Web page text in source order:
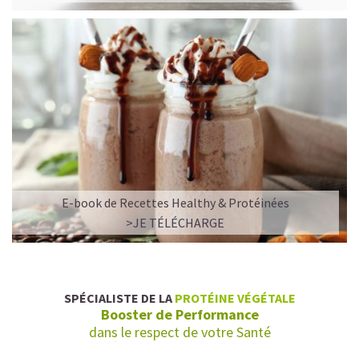
E-book de Recettes Healthy & Protéinées
>JE TÉLÉCHARGE
SPÉCIALISTE DE LA PROTÉINE VÉGÉTALE
Booster de Performance
dans le respect de votre Santé